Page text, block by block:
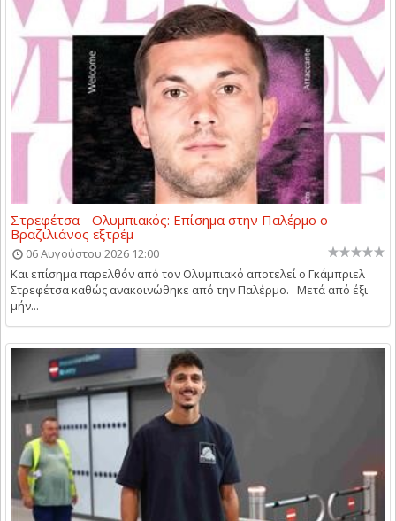
Στρεφέτσα - Ολυμπιακός: Επίσημα στην Παλέρμο ο
Βραζιλιάνος εξτρέμ
06 Αυγούστου 2026 12:00
Και επίσημα παρελθόν από τον Ολυμπιακό αποτελεί ο Γκάμπριελ
Στρεφέτσα καθώς ανακοινώθηκε από την Παλέρμο. Μετά από έξι
μήν...